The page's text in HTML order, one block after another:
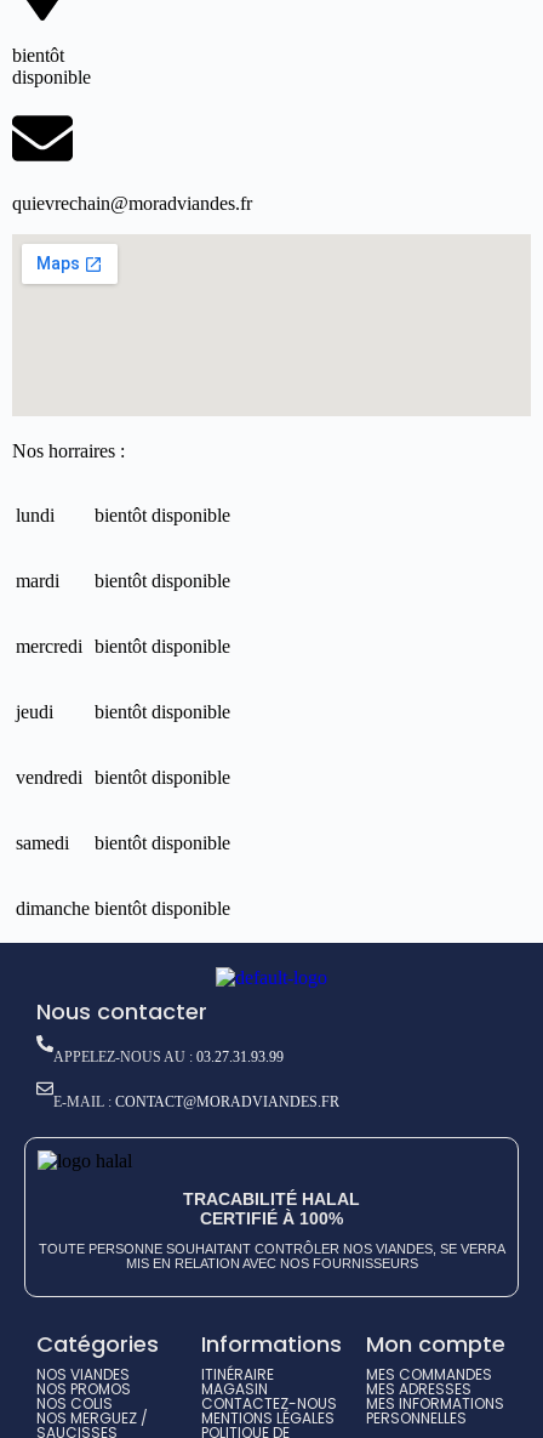
bientôt
disponible
quievrechain@moradviandes.fr
Nos horraires :
lundi bientôt disponible
mardi bientôt disponible
mercredi bientôt disponible
jeudi bientôt disponible
vendredi bientôt disponible
samedi bientôt disponible
dimanche bientôt disponible
Nous contacter
APPELEZ-NOUS AU : 03.27.31.93.99
E-MAIL : CONTACT@MORADVIANDES.FR
TRACABILITÉ HALAL
CERTIFIÉ À 100%
TOUTE PERSONNE SOUHAITANT CONTRÔLER NOS VIANDES, SE VERRA
MIS EN RELATION AVEC NOS FOURNISSEURS
Catégories
NOS VIANDES
NOS PROMOS
NOS COLIS
NOS MERGUEZ /
SAUCISSES
Informations
ITINÉRAIRE
MAGASIN
CONTACTEZ-NOUS
MENTIONS LÉGALES
POLITIQUE DE
Mon compte
MES COMMANDES
MES ADRESSES
MES INFORMATIONS
PERSONNELLES